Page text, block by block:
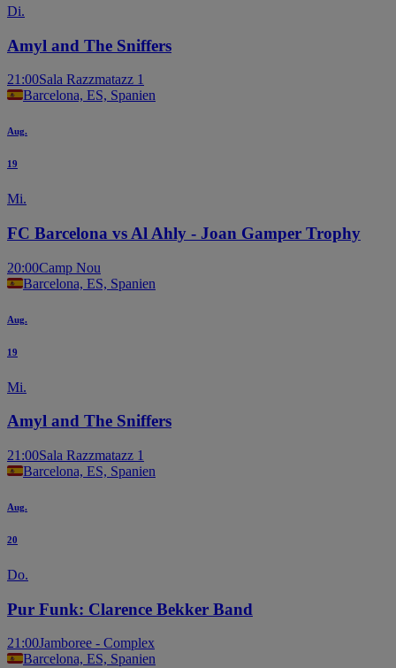
Di.
Amyl and The Sniffers
21:00Sala Razzmatazz 1
Barcelona, ES, Spanien
Aug.
19
Mi.
FC Barcelona vs Al Ahly - Joan Gamper Trophy
20:00Camp Nou
Barcelona, ES, Spanien
Aug.
19
Mi.
Amyl and The Sniffers
21:00Sala Razzmatazz 1
Barcelona, ES, Spanien
Aug.
20
Do.
Pur Funk: Clarence Bekker Band
21:00Jamboree - Complex
Barcelona, ES, Spanien